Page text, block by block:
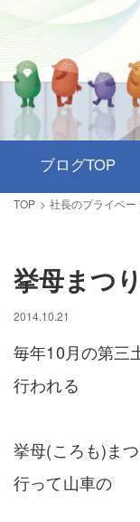
ブログTOP
TOP 社長のプライベー
挙母まつ
2014.10.21
毎年10月の第三
行われる
挙母(ころも)ま
行って山車の